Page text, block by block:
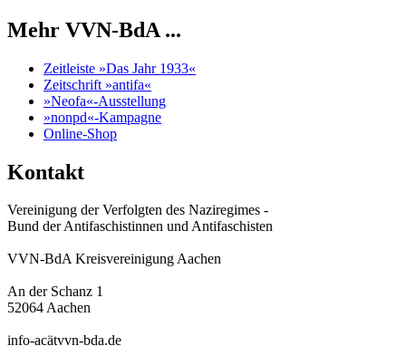
Mehr VVN-BdA ...
Zeitleiste »Das Jahr 1933«
Zeitschrift »antifa«
»Neofa«-Ausstellung
»nonpd«-Kampagne
Online-Shop
Kontakt
Vereinigung der Verfolgten des Naziregimes -
Bund der Antifaschistinnen und Antifaschisten
VVN-BdA Kreisvereinigung Aachen
An der Schanz 1
52064 Aachen
info-acätvvn-bda.de